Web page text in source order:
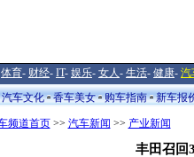
体育- 财经- IT- 娱乐- 女人- 生活- 健康- 汽
汽车文化 香车美女 购车指南 新车报
频道首页>> 汽车新闻 >> 产业新闻
丰田召回